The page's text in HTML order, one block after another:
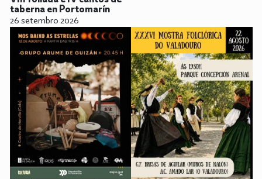
taberna en Portomarín
26 setembro 2026